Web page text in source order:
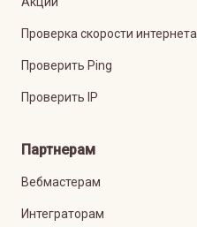
Проверка скорости интернета
Проверить Ping
Проверить IP
Партнерам
Вебмастерам
Интеграторам